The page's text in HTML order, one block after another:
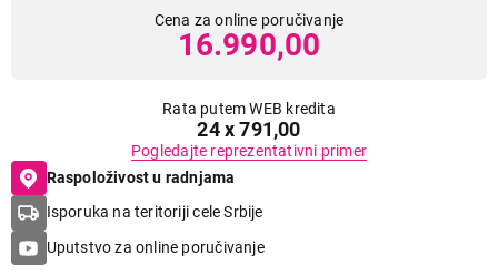
Cena za online poručivanje
16.990,00
Rata putem WEB kredita
24 x 791,00
Pogledajte reprezentativni primer
Raspoloživost u radnjama
Isporuka na teritoriji cele Srbije
Uputstvo za online poručivanje